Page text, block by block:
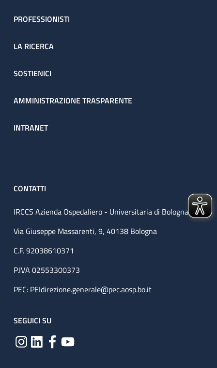
PROFESSIONISTI
LA RICERCA
SOSTIENICI
AMMINISTRAZIONE TRASPARENTE
INTRANET
CONTATTI
IRCCS Azienda Ospedaliero - Universitaria di Bologna
Via Giuseppe Massarenti, 9, 40138 Bologna
C.F. 92038610371
P.IVA 02553300373
PEC: PEIdirezione.generale@pec.aosp.bo.it
SEGUICI SU